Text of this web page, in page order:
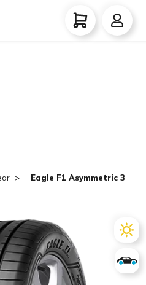
Eagle F1 Asymmetric 3